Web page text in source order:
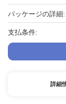
パッケージの詳細:
支払条件:
詳細